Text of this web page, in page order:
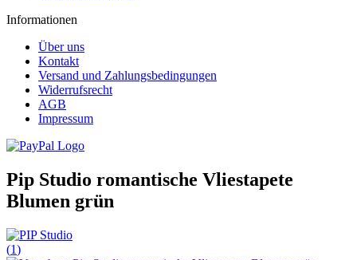
Informationen
Über uns
Kontakt
Versand und Zahlungsbedingungen
Widerrufsrecht
AGB
Impressum
Pip Studio romantische Vliestapete
Blumen grün
(1)